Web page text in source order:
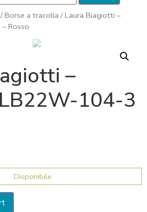
/ Borse a tracolla / Laura Biagiotti –
Rosso
–
104-3
Disponibile